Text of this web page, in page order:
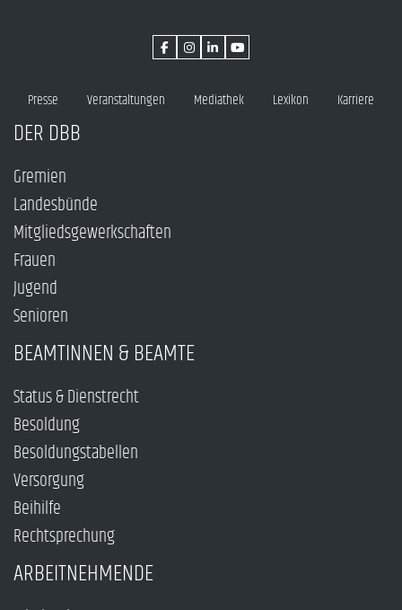
Presse Veranstaltungen Mediathek Lexikon Karriere
DER DBB
Gremien
Landesbünde
Mitgliedsgewerkschaften
Frauen
Jugend
Senioren
BEAMTINNEN & BEAMTE
Status & Dienstrecht
Besoldung
Besoldungstabellen
Versorgung
Beihilfe
Rechtsprechung
ARBEITNEHMENDE